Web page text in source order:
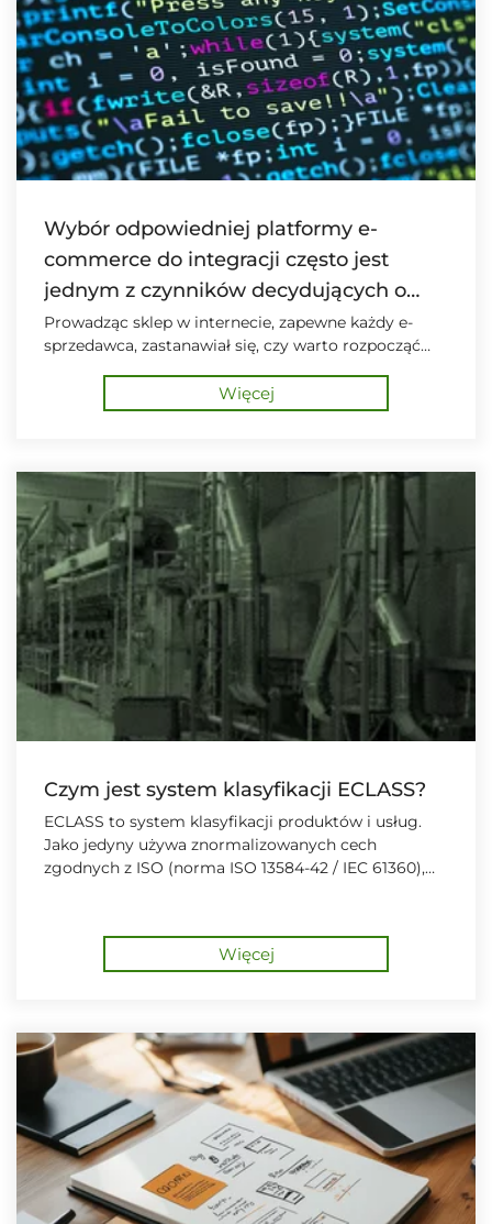
Wybór odpowiedniej platformy e-
commerce do integracji często jest
jednym z czynników decydujących o
sukcesie sprzedaży.
Prowadząc sklep w internecie, zapewne każdy e-
sprzedawca, zastanawiał się, czy warto rozpocząć
platformach e-commerce.Więcej
Czym jest system klasyfikacji ECLASS?
ECLASS to system klasyfikacji produktów i usług.
Jako jedyny używa znormalizowanych cech
zgodnych z ISO (norma ISO 13584-42 / IEC 61360),
Więcej